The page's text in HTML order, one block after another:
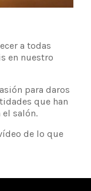
a todas
en nuestro
para daros
que han
salón.
de lo que